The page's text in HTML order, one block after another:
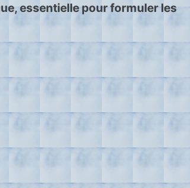
essentielle pour formuler les